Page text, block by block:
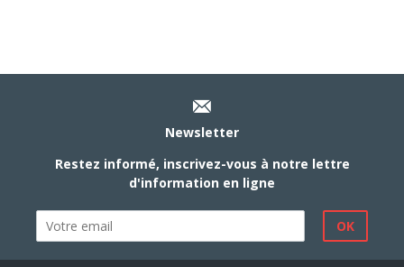
Newsletter
Restez informé, inscrivez-vous à notre lettre
d'information en ligne